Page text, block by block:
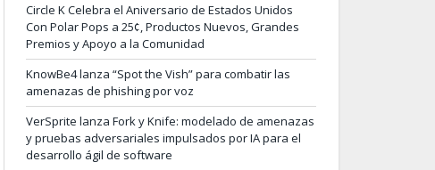
Circle K Celebra el Aniversario de Estados Unidos
Con Polar Pops a 25¢, Productos Nuevos, Grandes
Premios y Apoyo a la Comunidad
KnowBe4 lanza “Spot the Vish” para combatir las
amenazas de phishing por voz
VerSprite lanza Fork y Knife: modelado de amenazas
y pruebas adversariales impulsados por IA para el
desarrollo ágil de software